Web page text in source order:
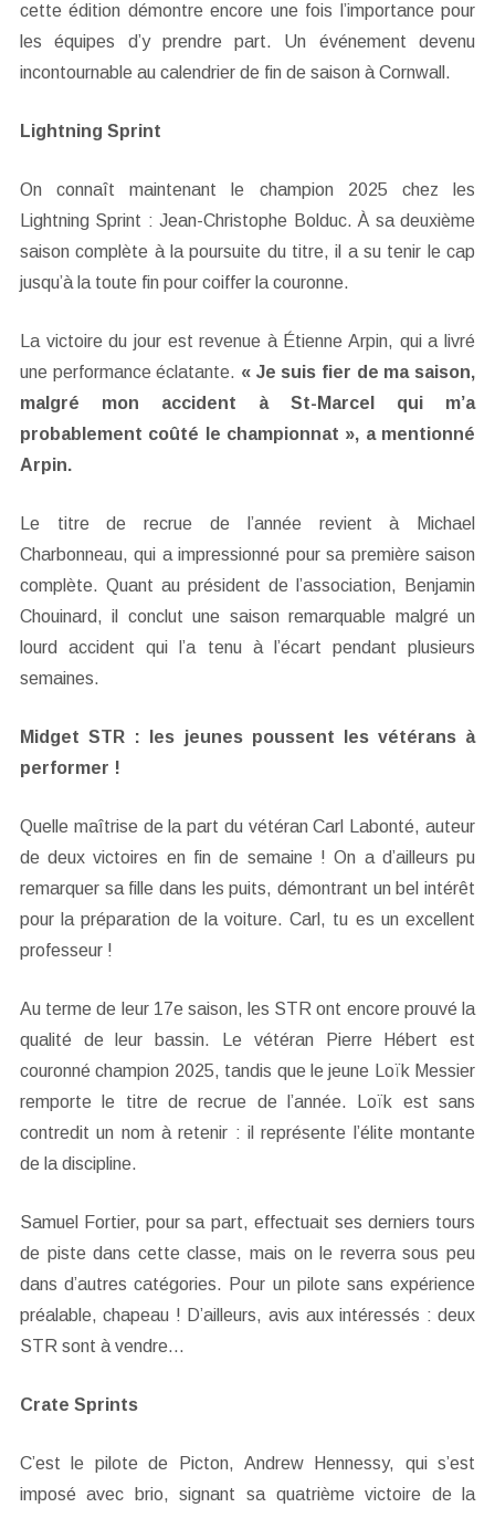
cette édition démontre encore une fois l’importance pour
les équipes d’y prendre part. Un événement devenu
incontournable au calendrier de fin de saison à Cornwall.
Lightning Sprint
On connaît maintenant le champion 2025 chez les
Lightning Sprint : Jean-Christophe Bolduc. À sa deuxième
saison complète à la poursuite du titre, il a su tenir le cap
jusqu’à la toute fin pour coiffer la couronne.
La victoire du jour est revenue à Étienne Arpin, qui a livré
une performance éclatante. « Je suis fier de ma saison,
malgré mon accident à St-Marcel qui m’a
probablement coûté le championnat », a mentionné
Arpin.
Le titre de recrue de l’année revient à Michael
Charbonneau, qui a impressionné pour sa première saison
complète. Quant au président de l’association, Benjamin
Chouinard, il conclut une saison remarquable malgré un
lourd accident qui l’a tenu à l’écart pendant plusieurs
semaines.
Midget STR : les jeunes poussent les vétérans à
performer !
Quelle maîtrise de la part du vétéran Carl Labonté, auteur
de deux victoires en fin de semaine ! On a d’ailleurs pu
remarquer sa fille dans les puits, démontrant un bel intérêt
pour la préparation de la voiture. Carl, tu es un excellent
professeur !
Au terme de leur 17e saison, les STR ont encore prouvé la
qualité de leur bassin. Le vétéran Pierre Hébert est
couronné champion 2025, tandis que le jeune Loïk Messier
remporte le titre de recrue de l’année. Loïk est sans
contredit un nom à retenir : il représente l’élite montante
de la discipline.
Samuel Fortier, pour sa part, effectuait ses derniers tours
de piste dans cette classe, mais on le reverra sous peu
dans d’autres catégories. Pour un pilote sans expérience
préalable, chapeau ! D’ailleurs, avis aux intéressés : deux
STR sont à vendre…
Crate Sprints
C’est le pilote de Picton, Andrew Hennessy, qui s’est
imposé avec brio, signant sa quatrième victoire de la